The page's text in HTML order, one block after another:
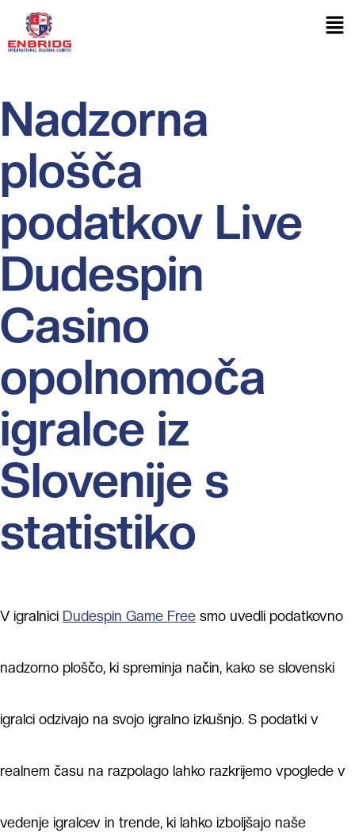
Nadzorna
plošča
podatkov Live
Dudespin
Casino
opolnomoča
igralce iz
Slovenije s
statistiko
V igralnici Dudespin Game Free smo uvedli podatkovno
nadzorno ploščo, ki spreminja način, kako se slovenski
igralci odzivajo na svojo igralno izkušnjo. S podatki v
realnem času na razpolago lahko razkrijemo vpoglede v
vedenje igralcev in trende, ki lahko izboljšajo naše